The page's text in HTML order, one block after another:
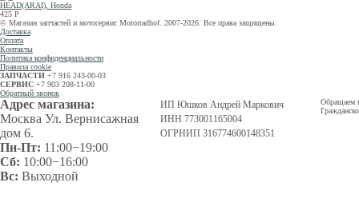
HEAD(ARAI), Honda
425 Р
© Магазин запчастей и мотосервис Motorradhof. 2007-2026. Все права защищены.
Доставка
Оплата
Контакты
Политика конфиденциальности
Правила cookie
ЗАПЧАСТИ +7 916 243-00-03
СЕРВИС +7 903 208-11-00
Обратный звонок
Адрес магазина:
Москва Ул. Вернисажная
дом 6.
Пн-Пт: 11:00−19:00
Сб: 10:00−16:00
Вс: Выходной
ИП Юшков Андрей Маркович
ИНН 773001165004
ОГРНИП 316774600148351
Обращаем